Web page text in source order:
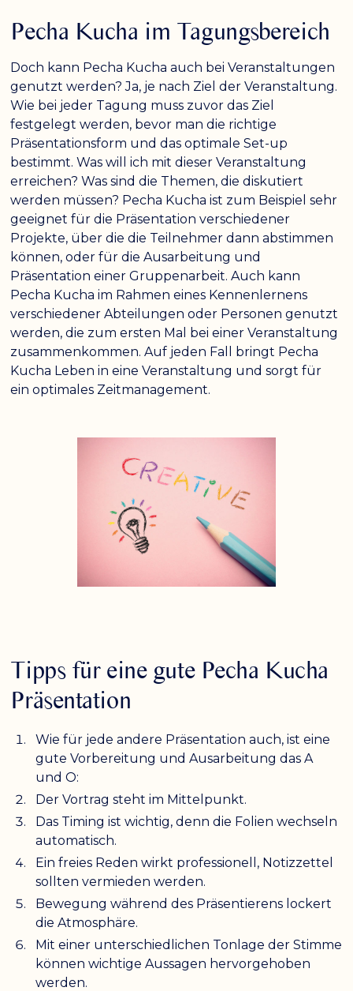
Pecha Kucha im Tagungsbereich
Doch kann Pecha Kucha auch bei Veranstaltungen
genutzt werden? Ja, je nach Ziel der Veranstaltung.
Wie bei jeder Tagung muss zuvor das Ziel
festgelegt werden, bevor man die richtige
Präsentationsform und das optimale Set-up
bestimmt. Was will ich mit dieser Veranstaltung
erreichen? Was sind die Themen, die diskutiert
werden müssen? Pecha Kucha ist zum Beispiel sehr
geeignet für die Präsentation verschiedener
Projekte, über die die Teilnehmer dann abstimmen
können, oder für die Ausarbeitung und
Präsentation einer Gruppenarbeit. Auch kann
Pecha Kucha im Rahmen eines Kennenlernens
verschiedener Abteilungen oder Personen genutzt
werden, die zum ersten Mal bei einer Veranstaltung
zusammenkommen. Auf jeden Fall bringt Pecha
Kucha Leben in eine Veranstaltung und sorgt für
ein optimales Zeitmanagement.
Tipps für eine gute Pecha Kucha
Präsentation
Wie für jede andere Präsentation auch, ist eine
gute Vorbereitung und Ausarbeitung das A
und O:
Der Vortrag steht im Mittelpunkt.
Das Timing ist wichtig, denn die Folien wechseln
automatisch.
Ein freies Reden wirkt professionell, Notizzettel
sollten vermieden werden.
Bewegung während des Präsentierens lockert
die Atmosphäre.
Mit einer unterschiedlichen Tonlage der Stimme
können wichtige Aussagen hervorgehoben
werden.